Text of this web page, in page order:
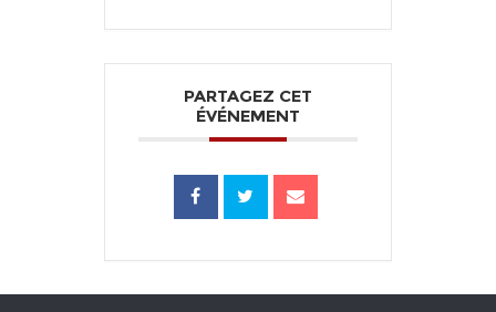
PARTAGEZ CET
ÉVÉNEMENT